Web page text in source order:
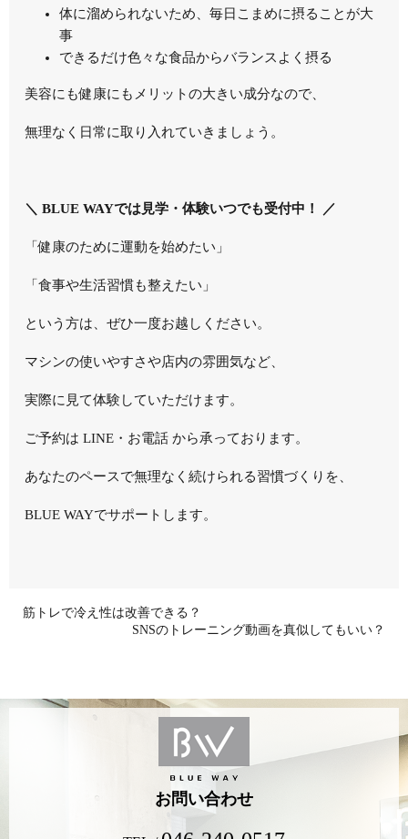
体に溜められないため、毎日こまめに摂ることが大
事
できるだけ色々な食品からバランスよく摂る
美容にも健康にもメリットの大きい成分なので、
無理なく日常に取り入れていきましょう。
＼ BLUE WAYでは見学・体験いつでも受付中！ ／
「健康のために運動を始めたい」
「食事や生活習慣も整えたい」
という方は、ぜひ一度お越しください。
マシンの使いやすさや店内の雰囲気など、
実際に見て体験していただけます。
ご予約は LINE・お電話 から承っております。
あなたのペースで無理なく続けられる習慣づくりを、
BLUE WAYでサポートします。
筋トレで冷え性は改善できる？
SNSのトレーニング動画を真似してもいい？
お問い合わせ